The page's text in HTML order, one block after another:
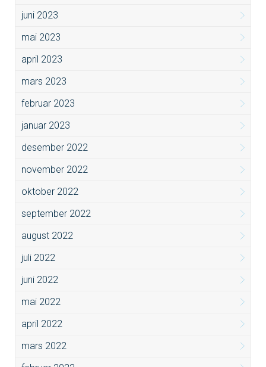
juni 2023
mai 2023
april 2023
mars 2023
februar 2023
januar 2023
desember 2022
november 2022
oktober 2022
september 2022
august 2022
juli 2022
juni 2022
mai 2022
april 2022
mars 2022